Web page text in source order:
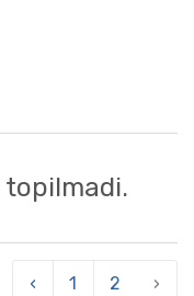
topilmadi.
‹ 1 2 ›